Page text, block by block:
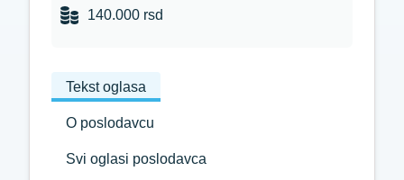
140.000 rsd
Tekst oglasa
O poslodavcu
Svi oglasi poslodavca